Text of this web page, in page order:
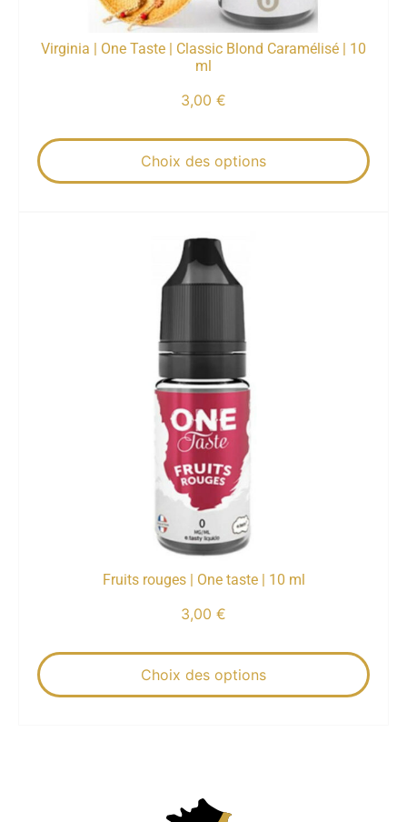
Virginia | One Taste | Classic Blond Caramélisé | 10
ml
3,00 €
Choix des options
Fruits rouges | One taste | 10 ml
3,00 €
Choix des options